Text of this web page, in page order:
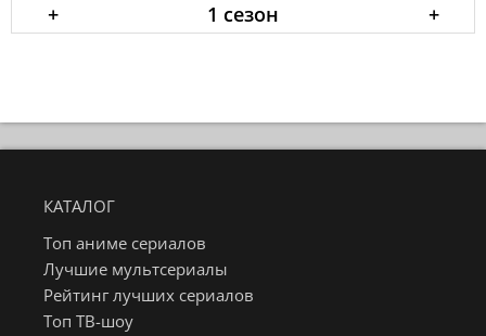
+ 1 сезон +
КАТАЛОГ
Топ аниме сериалов
Лучшие мультсериалы
Рейтинг лучших сериалов
Топ ТВ-шоу